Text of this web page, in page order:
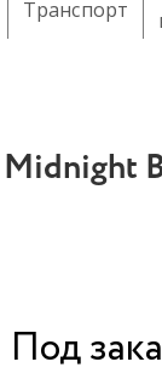
Транспорт
Midnight
Под